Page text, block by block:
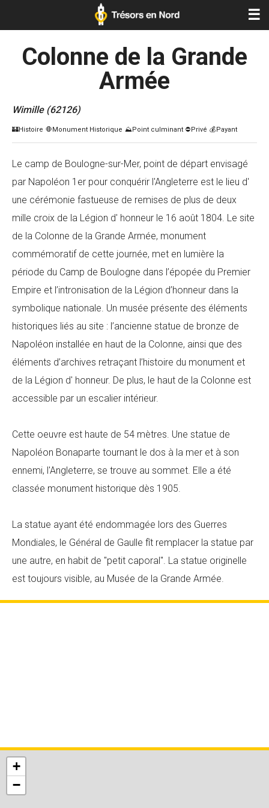
☰
Colonne de la Grande
Armée
Wimille (62126)
Le camp de Boulogne-sur-Mer, point de départ envisagé
par Napoléon 1er pour conquérir l'Angleterre est le lieu d'
une cérémonie fastueuse de remises de plus de deux
mille croix de la Légion d' honneur le 16 août 1804. Le site
de la Colonne de la Grande Armée, monument
commémoratif de cette journée, met en lumière la
période du Camp de Boulogne dans l’épopée du Premier
Empire et l’intronisation de la Légion d’honneur dans la
symbolique nationale. Un musée présente des éléments
historiques liés au site : l’ancienne statue de bronze de
Napoléon installée en haut de la Colonne, ainsi que des
éléments d’archives retraçant l’histoire du monument et
de la Légion d' honneur. De plus, le haut de la Colonne est
accessible par un escalier intérieur.
Cette oeuvre est haute de 54 mètres. Une statue de
Napoléon Bonaparte tournant le dos à la mer et à son
ennemi, l'Angleterre, se trouve au sommet. Elle a été
classée monument historique dès 1905.
La statue ayant été endommagée lors des Guerres
Mondiales, le Général de Gaulle fît remplacer la statue par
une autre, en habit de "petit caporal". La statue originelle
est toujours visible, au Musée de la Grande Armée.
+
−